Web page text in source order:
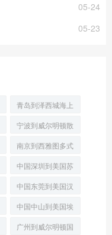
05-24
05-23
青岛到泽西城海上
运输
宁波到威尔明顿散
货船运输
南京到西雅图多式
联运
中国深圳到美国苏
福尔斯(SiouxFal
中国东莞到美国汉
普顿轮船运输
中国中山到美国埃
弗格雷斯港(PortEv
广州到威尔明顿国